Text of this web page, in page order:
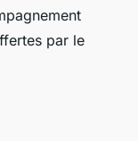
par le